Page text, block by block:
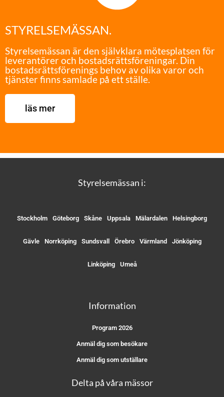
STYRELSEMÄSSAN.
Styrelsemässan är den självklara mötesplatsen för
leverantörer och bostadsrättsföreningar. Din
bostadsrättsförenings behov av olika varor och
tjänster finns samlade på ett ställe.
läs mer
Styrelsemässan i:
Stockholm Göteborg Skåne Uppsala Mälardalen Helsingborg
Gävle Norrköping Sundsvall Örebro Värmland Jönköping
Linköping Umeå
Information
Program 2026
Anmäl dig som besökare
Anmäl dig som utställare
Delta på våra mässor